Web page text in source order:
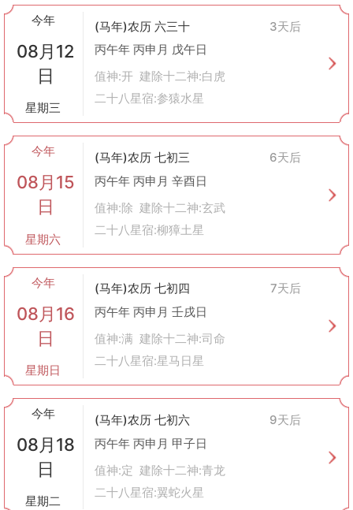
清洁打扫：这一天适合进行大扫除，清理家中不需要的物品，有助
于去除霉运，带来新的气象。
解决纠纷：解除日是解决长期存在的矛盾和问题的好时机，有助于
消除隔阂，达成和解。
商业活动
：避免在解除日签订重要合同，因为这天不适合开展新业
务。
于减轻负担。
分手离婚：如果双方决定结束关系，在解除日办理相关手续可能会
更加顺利。
辞职离职
：选择在解除日提交辞呈也是一个不错的选择，表示彻底
告别过去，为未来做准备。
精神层面：
心理调适：解除日适合进行心灵上的放松和调整，通过冥想、瑜伽
等方式来缓解压力，达到内心平静。
：可以利用这一天回顾过往，总结经验教训，并规划未来
的方向。
注意事项
虽然传统上认为解除日不宜大事，但在现代社会中，我们应理性看
待，结合实际情况和个人需求灵活运用。
每个人的情况不同，对于某些人来说，即使是解除日也可能成为解
决问题的最佳时机。
最终决策时还需考虑其他因素，如天气状况、个人状态等综合考
量。
总之，“解除”作为黄历中的一个概念，其核心在于结束与释放，提
醒我们在适当的时候放下过去，为迎接新事物做好准备。在实际应
用时，既要尊重传统文化，也要根据具体情况灵活变通。
今年
08月12
日
星期三
(马年)农历 六三十
3天后
丙午年 丙申月 戊午日
值神:开 建除十二神:白虎
二十八星宿:参猿水星
今年
08月15
日
星期六
(马年)农历 七初三
6天后
丙午年 丙申月 辛酉日
值神:除 建除十二神:玄武
二十八星宿:柳獐土星
今年
08月16
日
星期日
(马年)农历 七初四
7天后
丙午年 丙申月 壬戌日
值神:满 建除十二神:司命
二十八星宿:星马日星
今年
08月18
日
星期二
(马年)农历 七初六
9天后
丙午年 丙申月 甲子日
值神:定 建除十二神:青龙
二十八星宿:翼蛇火星